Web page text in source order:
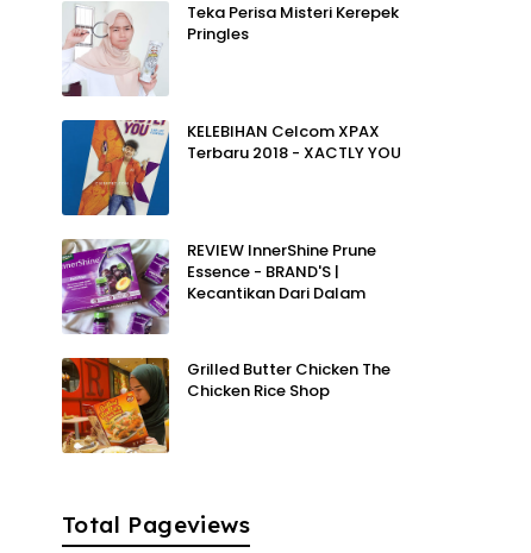
Teka Perisa Misteri Kerepek
Pringles
KELEBIHAN Celcom XPAX
Terbaru 2018 - XACTLY YOU
REVIEW InnerShine Prune
Essence - BRAND'S |
Kecantikan Dari Dalam
Grilled Butter Chicken The
Chicken Rice Shop
Total Pageviews